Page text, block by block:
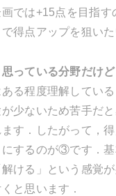
では+15点を目指
得点アップを狙いた
っている分野だけど
る程度理解してい
少ないため苦手だ
す．したがって，
するのが③です．
ける」という感覚
と思います．